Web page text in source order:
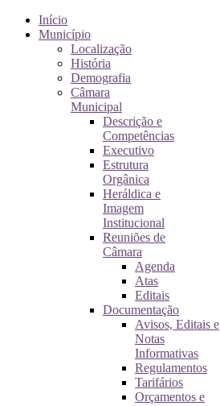
Início
Município
Localização
História
Demografia
Câmara
Municipal
Descrição e
Competências
Executivo
Estrutura
Orgânica
Heráldica e
Imagem
Institucional
Reuniões de
Câmara
Agenda
Atas
Editais
Documentação
Avisos, Editais e
Notas
Informativas
Regulamentos
Tarifários
Orçamentos e